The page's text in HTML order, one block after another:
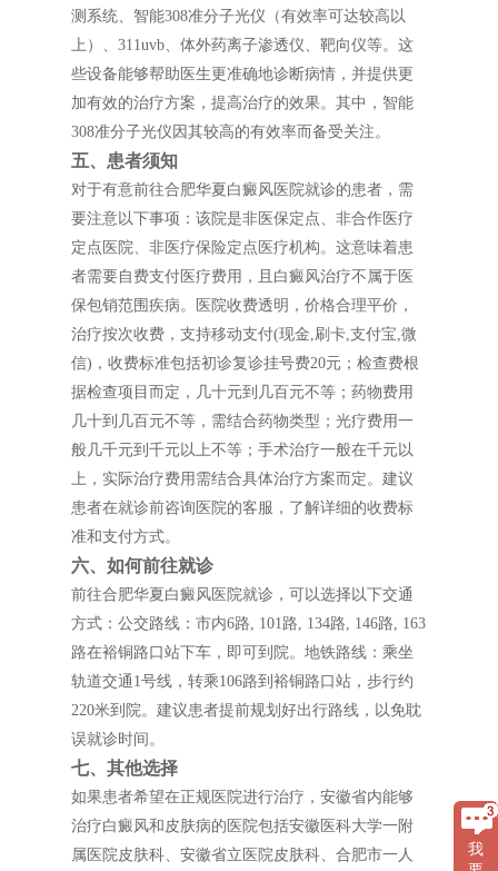
测系统、智能308准分子光仪（有效率可达较高以
上）、311uvb、体外药离子渗透仪、靶向仪等。这
些设备能够帮助医生更准确地诊断病情，并提供更
加有效的治疗方案，提高治疗的效果。其中，智能
308准分子光仪因其较高的有效率而备受关注。
五、患者须知
对于有意前往合肥华夏白癜风医院就诊的患者，需
要注意以下事项：该院是非医保定点、非合作医疗
定点医院、非医疗保险定点医疗机构。这意味着患
者需要自费支付医疗费用，且白癜风治疗不属于医
保包销范围疾病。医院收费透明，价格合理平价，
治疗按次收费，支持移动支付(现金,刷卡,支付宝,微
信)，收费标准包括初诊复诊挂号费20元；检查费根
据检查项目而定，几十元到几百元不等；药物费用
几十到几百元不等，需结合药物类型；光疗费用一
般几千元到千元以上不等；手术治疗一般在千元以
上，实际治疗费用需结合具体治疗方案而定。建议
患者在就诊前咨询医院的客服，了解详细的收费标
准和支付方式。
六、如何前往就诊
前往合肥华夏白癜风医院就诊，可以选择以下交通
方式：公交路线：市内6路, 101路, 134路, 146路, 163
路在裕铜路口站下车，即可到院。地铁路线：乘坐
轨道交通1号线，转乘106路到裕铜路口站，步行约
220米到院。建议患者提前规划好出行路线，以免耽
误就诊时间。
七、其他选择
如果患者希望在正规医院进行治疗，安徽省内能够
治疗白癜风和皮肤病的医院包括安徽医科大学一附
属医院皮肤科、安徽省立医院皮肤科、合肥市一人
我